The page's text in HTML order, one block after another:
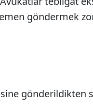
göndermek
gönderildikten